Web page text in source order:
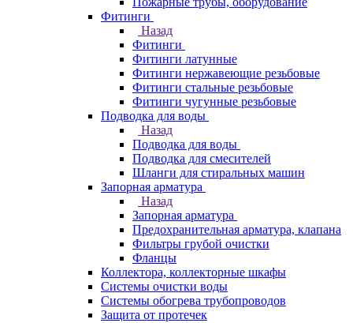
Фитинги
Назад
Фитинги
Фитинги латунные
Фитинги нержавеющие резьбовые
Фитинги стальные резьбовые
Фитинги чугунные резьбовые
Подводка для воды
Назад
Подводка для воды
Подводка для смесителей
Шланги для стиральных машин
Запорная арматура
Назад
Запорная арматура
Предохранительная арматура, клапана
Фильтры грубой очистки
Фланцы
Коллектора, коллекторные шкафы
Системы очистки воды
Системы обогрева трубопроводов
Защита от протечек